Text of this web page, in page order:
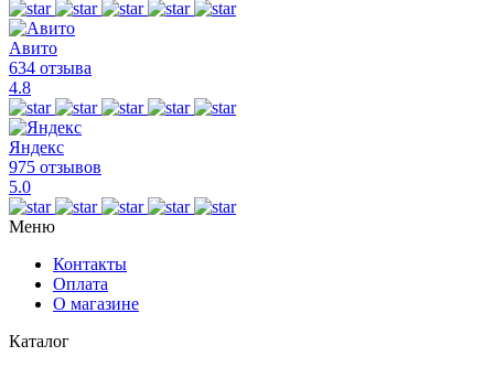
Авито
634 отзыва
4.8
Яндекс
975 отзывов
5.0
Меню
Контакты
Оплата
О магазине
Каталог